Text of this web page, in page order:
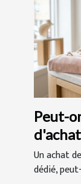
Peut-
dédié ?
Un achat
dédié,